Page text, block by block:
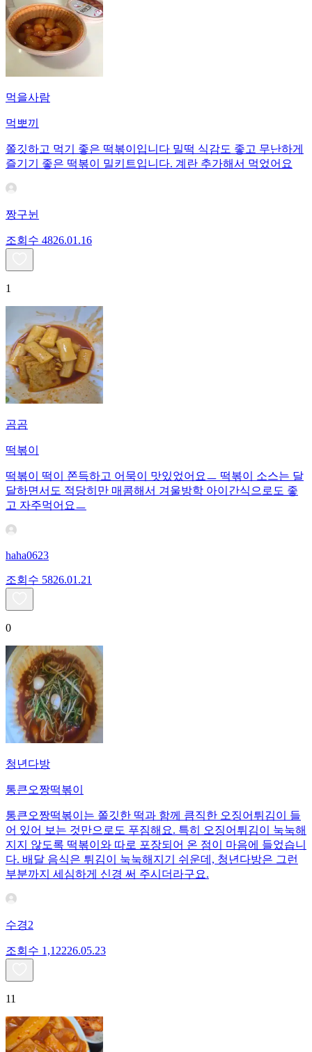
먹을사람
먹뽀끼
쫄깃하고 먹기 좋은 떡볶이입니다 밀떡 식감도 좋고 무난하게
즐기기 좋은 떡볶이 밀키트입니다. 계란 추가해서 먹었어요
짱구뉜
조회수 4826.01.16
1
곰곰
떡볶이
떡볶이 떡이 쫀득하고 어묵이 맛있었어요ㅡ 떡볶이 소스는 달
달하면서도 적당히만 매콤해서 겨울방학 아이간식으로도 좋
고 자주먹어요ㅡ
haha0623
조회수 5826.01.21
0
청년다방
통큰오짱떡볶이
통큰오짱떡볶이는 쫄깃한 떡과 함께 큼직한 오징어튀김이 들
어 있어 보는 것만으로도 푸짐해요. 특히 오징어튀김이 눅눅해
지지 않도록 떡볶이와 따로 포장되어 온 점이 마음에 들었습니
다. 배달 음식은 튀김이 눅눅해지기 쉬운데, 청년다방은 그런
부분까지 세심하게 신경 써 주시더라구요.
수경2
조회수 1,12226.05.23
11